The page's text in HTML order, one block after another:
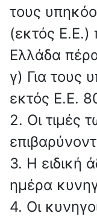
τους
(εκτός Ε.Ε.)
Ελλάδα
γ) Για τους
εκτός Ε.Ε.
2. Οι τιμές
3. Η ειδική
ημέρα
4. Οι